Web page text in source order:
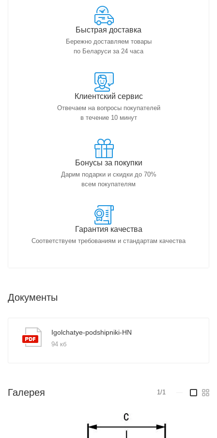
Быстрая доставка
Бережно доставляем товары
по Беларуси за 24 часа
Клиентский сервис
Отвечаем на вопросы покупателей
в течение 10 минут
Бонусы за покупки
Дарим подарки и скидки до 70%
всем покупателям
Гарантия качества
Соответствуем требованиям и стандартам качества
Документы
Igolchatye-podshipniki-HN
94 кб
Галерея 1/1